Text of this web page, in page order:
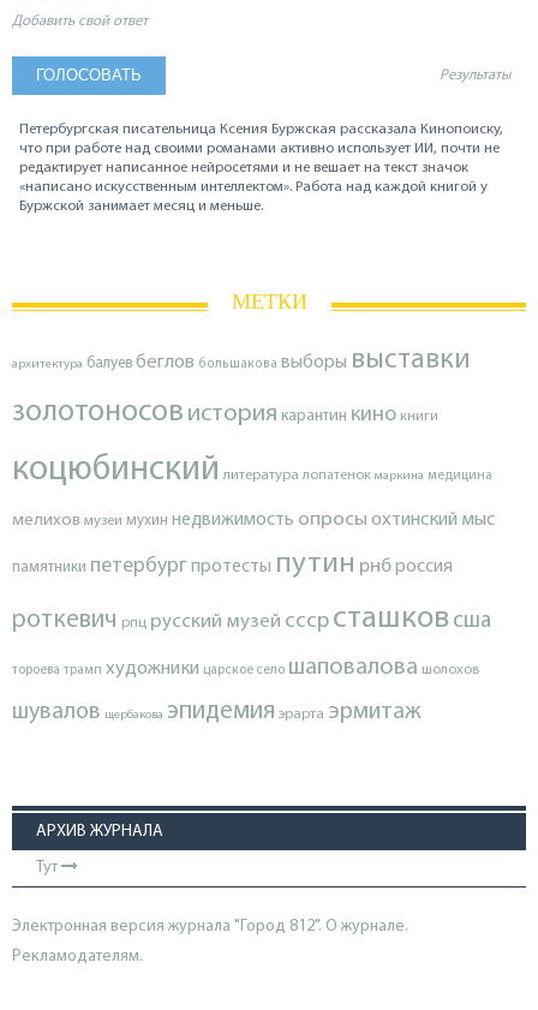
Добавить свой ответ
Результаты
Петербургская писательница Ксения Буржская рассказала Кинопоиску,
что при работе над своими романами активно использует ИИ, почти не
редактирует написанное нейросетями и не вешает на текст значок
«написано искусственным интеллектом». Работа над каждой книгой у
Буржской занимает месяц и меньше.
МЕТКИ
архитектура балуев беглов большакова выборы выставки
золотоносов история карантин кино книги
коцюбинский литература лопатенок маркина медицина
мелихов музеи мухин недвижимость опросы охтинский мыс
памятники петербургпротесты путин рнброссия
роткевич рпц русский музей ссср сташков сша
тороева трамп художники царское село шаповалова шолохов
шувалов щербакова эпидемия эрарта эрмитаж
АРХИВ ЖУРНАЛА
Тут
Электронная версия журнала "Город 812". О журнале.
Рекламодателям.